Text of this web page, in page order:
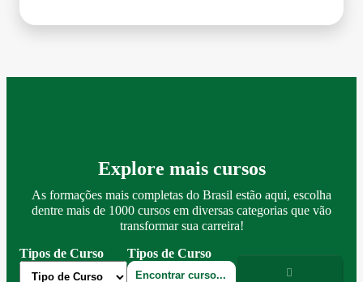
Explore mais cursos
As formações mais completas do Brasil estão aqui, escolha
dentre mais de 1000 cursos em diversas categorias que vão
transformar sua carreira!
Tipos de Curso
Tipos de Curso